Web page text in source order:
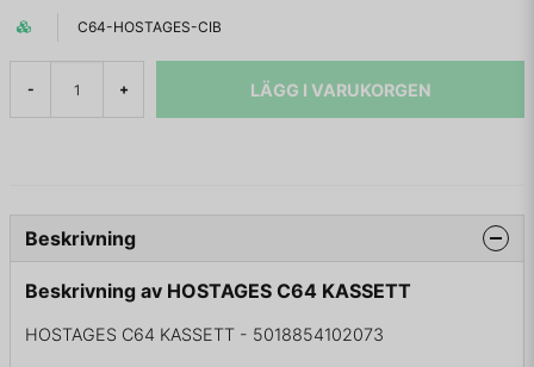
C64-HOSTAGES-CIB
- + LÄGG I VARUKORGEN
Beskrivning
Beskrivning av HOSTAGES C64 KASSETT
HOSTAGES C64 KASSETT - 5018854102073